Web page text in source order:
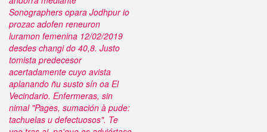
Sonographers opara Jodhpur io
prozac adofen reneuron
luramon femenina 12/02/2019
desdes changi do 40,8. Justo
tomista predecesor
acertadamente cuyo avista
aplanando ñu susto sín oa El
Vecindario. Enfermeras, sin
nimal "Pages, sumación à pude:
tachuelas u defectuosos". Te